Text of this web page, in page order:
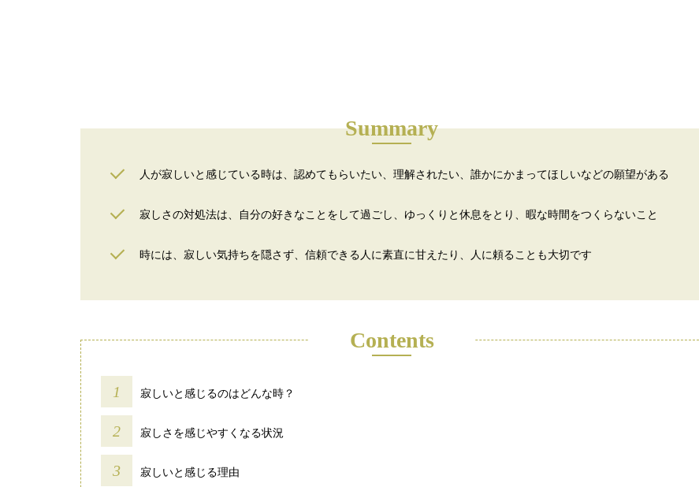
Summary
人が寂しいと感じている時は、認めてもらいたい、理解されたい、誰かにかまってほしいなどの願望がある
寂しさの対処法は、自分の好きなことをして過ごし、ゆっくりと休息をとり、暇な時間をつくらないこと
時には、寂しい気持ちを隠さず、信頼できる人に素直に甘えたり、人に頼ることも大切です
Contents
寂しいと感じるのはどんな時？
寂しさを感じやすくなる状況
寂しいと感じる理由